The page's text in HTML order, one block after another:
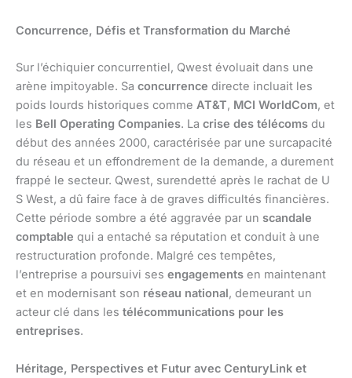
Concurrence, Défis et Transformation du Marché
Sur l’échiquier concurrentiel, Qwest évoluait dans une
arène impitoyable. Sa concurrence directe incluait les
poids lourds historiques comme AT&T, MCI WorldCom, et
les Bell Operating Companies. La crise des télécoms du
début des années 2000, caractérisée par une surcapacité
du réseau et un effondrement de la demande, a durement
frappé le secteur. Qwest, surendetté après le rachat de U
S West, a dû faire face à de graves difficultés financières.
Cette période sombre a été aggravée par un scandale
comptable qui a entaché sa réputation et conduit à une
restructuration profonde. Malgré ces tempêtes,
l’entreprise a poursuivi ses engagements en maintenant
et en modernisant son réseau national, demeurant un
acteur clé dans les télécommunications pour les
entreprises.
Héritage, Perspectives et Futur avec CenturyLink et